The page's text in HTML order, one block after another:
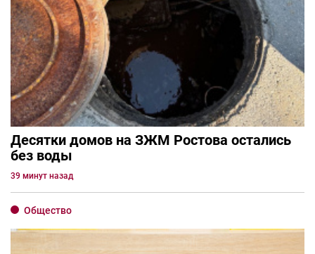
Десятки домов на ЗЖМ Ростова остались
без воды
39 минут назад
Общество